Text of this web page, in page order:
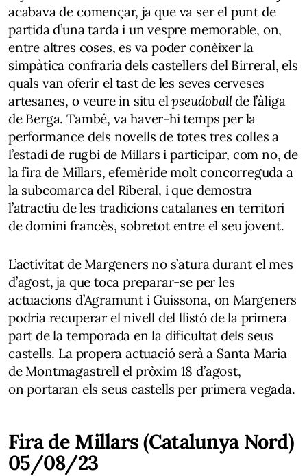
acabava de començar, ja que va ser el punt de
partida d’una tarda i un vespre memorable, on,
entre altres coses, es va poder conèixer la
simpàtica confraria dels castellers del Birreral, els
quals van oferir el tast de les seves cerveses
artesanes, o veure in situ elpseudoballde l’àliga
de Berga. També, va haver-hi temps per la
performance dels novells de totes tres colles a
l’estadi de rugbi de Millars i participar, com no, de
la fira de Millars, efemèride molt concorreguda a
la subcomarca del Riberal, i que demostra
l’atractiu de les tradicions catalanes en territori
de domini francès, sobretot entre el seu jovent.
L’activitat de Margeners no s’atura durant el mes
d’agost, ja que toca preparar-se per les
actuacions d’Agramunt i Guissona, on Margeners
podria recuperar el nivell del llistó de la primera
part de la temporada en la dificultat dels seus
castells. La propera actuació serà a Santa Maria
de Montmagastrell el pròxim 18 d’agost,
on portaran els seus castells per primera vegada.
Fira de Millars (Catalunya Nord)
05/08/23